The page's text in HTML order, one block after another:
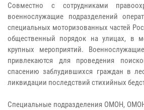
Совместно с сотрудниками
военнослужащие подразделений
специальных моторизованных частей
общественный порядок на улицах, в
крупных мероприятий.
привлекаются для проведения
спасению заблудившихся граждан в
ликвидации последствий стихийных
Специальные подразделения ОМОН,